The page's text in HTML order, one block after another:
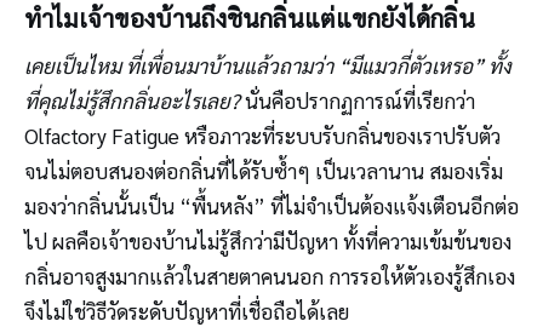
ทำไมเจ้าของบ้านถึงชินกลิ่นแต่แขกยังได้กลิ่น
เคยเป็นไหม ที่เพื่อนมาบ้านแล้วถามว่า “มีแมวกี่ตัวเหรอ” ทั้ง
ที่คุณไม่รู้สึกกลิ่นอะไรเลย?นั่นคือปรากฏการณ์ที่เรียกว่า
Olfactory Fatigue หรือภาวะที่ระบบรับกลิ่นของเราปรับตัว
จนไม่ตอบสนองต่อกลิ่นที่ได้รับซ้ำๆ เป็นเวลานาน สมองเริ่ม
มองว่ากลิ่นนั้นเป็น “พื้นหลัง” ที่ไม่จำเป็นต้องแจ้งเตือนอีกต่อ
ไป ผลคือเจ้าของบ้านไม่รู้สึกว่ามีปัญหา ทั้งที่ความเข้มข้นของ
กลิ่นอาจสูงมากแล้วในสายตาคนนอก การรอให้ตัวเองรู้สึกเอง
จึงไม่ใช่วิธีวัดระดับปัญหาที่เชื่อถือได้เลย